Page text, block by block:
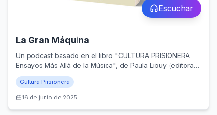
Escuchar
La Gran Máquina
Un podcast basado en el libro "CULTURA PRISIONERA
Ensayos Más Allá de la Música", de Paula Libuy (editora),
y publicado por Santiago Ander Editorial (Santiago de
Chile, 2024)
Cultura Prisionera
16 de junio de 2025